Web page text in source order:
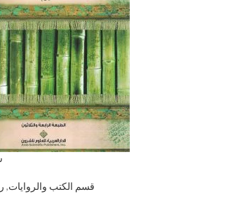
قسم الكتب والروايات,